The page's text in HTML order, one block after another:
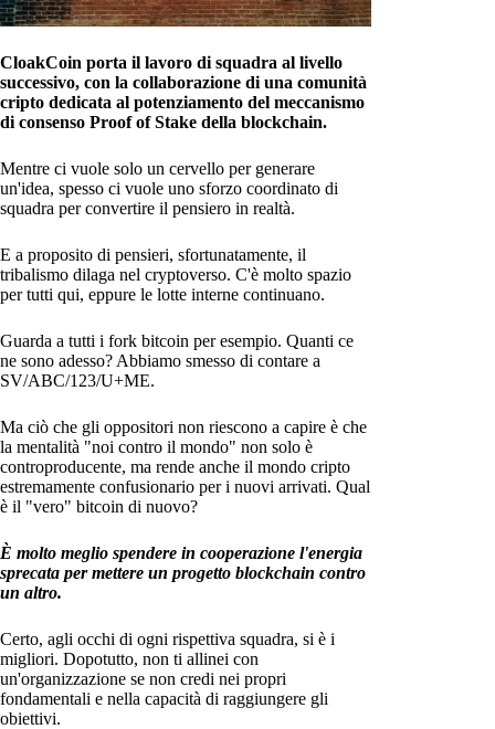
CloakCoin porta il lavoro di squadra al livello
successivo, con la collaborazione di una comunità
cripto dedicata al potenziamento del meccanismo
di consenso Proof of Stake della blockchain.
Mentre ci vuole solo un cervello per generare
un'idea, spesso ci vuole uno sforzo coordinato di
squadra per convertire il pensiero in realtà.
E a proposito di pensieri, sfortunatamente, il
tribalismo dilaga nel cryptoverso. C'è molto spazio
per tutti qui, eppure le lotte interne continuano.
Guarda a tutti i fork bitcoin per esempio. Quanti ce
ne sono adesso? Abbiamo smesso di contare a
SV/ABC/123/U+ME.
Ma ciò che gli oppositori non riescono a capire è che
la mentalità "noi contro il mondo" non solo è
controproducente, ma rende anche il mondo cripto
estremamente confusionario per i nuovi arrivati. Qual
è il "vero" bitcoin di nuovo?
È molto meglio spendere in cooperazione l'energia
sprecata per mettere un progetto blockchain contro
un altro.
Certo, agli occhi di ogni rispettiva squadra, si è i
migliori. Dopotutto, non ti allinei con
un'organizzazione se non credi nei propri
fondamentali e nella capacità di raggiungere gli
obiettivi.